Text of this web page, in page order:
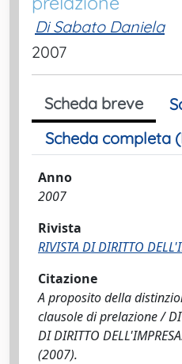
Di Sabato Daniela
2007
Scheda breve
Scheda completa
Anno
2007
Rivista
RIVISTA DI DIRITTO
Citazione
A proposito della
clausole di prelazione / DI
DI DIRITTO
(2007).